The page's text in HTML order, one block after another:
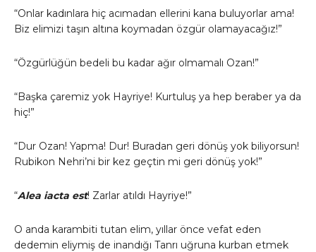
“Onlar kadınlara hiç acımadan ellerini kana buluyorlar ama!
Biz elimizi taşın altına koymadan özgür olamayacağız!”
“Özgürlüğün bedeli bu kadar ağır olmamalı Ozan!”
“Başka çaremiz yok Hayriye! Kurtuluş ya hep beraber ya da
hiç!”
“Dur Ozan! Yapma! Dur! Buradan geri dönüş yok biliyorsun!
Rubikon Nehri’ni bir kez geçtin mi geri dönüş yok!”
“Alea iacta est! Zarlar atıldı Hayriye!”
O anda karambiti tutan elim, yıllar önce vefat eden
dedemin eliymiş de inandığı Tanrı uğruna kurban etmek